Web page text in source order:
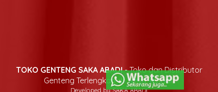
TOKO GENTENG SAKA ABADI- Toko dan Distributor
Genteng Terlengkap di Jawa Tengah
Developed by SAKA ABADI